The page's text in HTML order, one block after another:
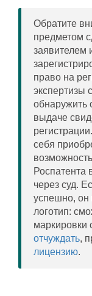
Обратите
предметом
заявителем
право на
экспертизы
обнаружить
выдаче
себя
Роспатента
через суд.
успешно, он
логотип:
маркировки
отчуждать,
лицензию.